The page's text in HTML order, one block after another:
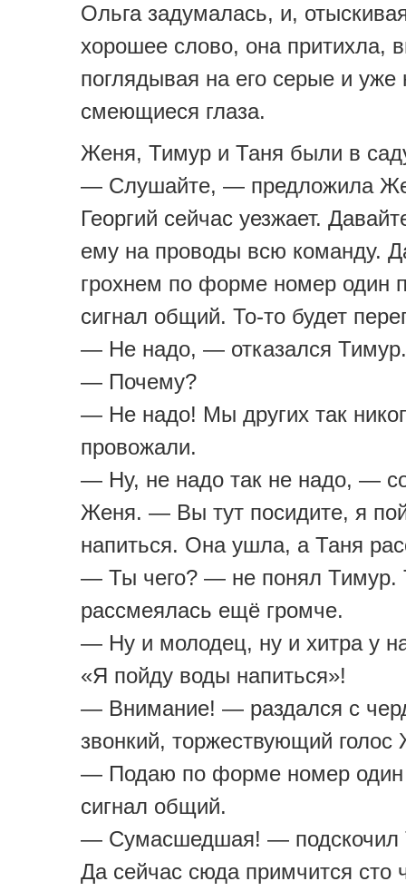
Ольга задумалась, и,
хорошее слово, она притихла,
поглядывая на его серые и уже
смеющиеся глаза.
Женя, Тимур и Таня были в
— Слушайте, — предложила
Георгий сейчас уезжает.
ему на проводы всю команду.
грохнем по форме номер один
сигнал общий. То-то будет
— Не надо, — отказался Тимур.
— Почему?
— Не надо! Мы других так
провожали.
— Ну, не надо так не надо, —
Женя. — Вы тут посидите, я
напиться. Она ушла, а Таня
— Ты чего? — не понял Тимур.
рассмеялась ещё громче.
— Ну и молодец, ну и хитра у
«Я пойду воды напиться»!
— Внимание! — раздался с
звонкий, торжествующий голос
— Подаю по форме номер один
сигнал общий.
— Сумасшедшая! —
Да сейчас сюда примчится сто